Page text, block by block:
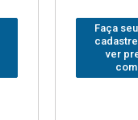
Faça
ver